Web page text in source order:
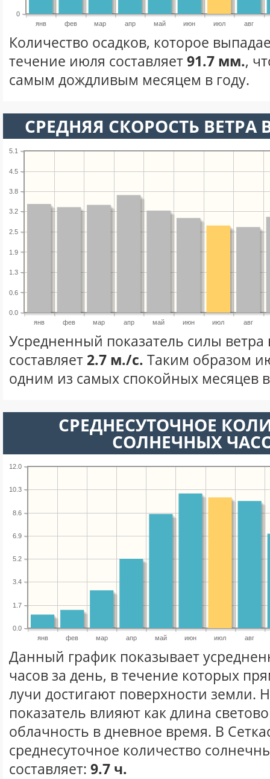
янв фев мар апр май июн июл авг
0
Количество осадков, которое
течение июля составляет91.7 мм.,
самым дождливым месяцем в году.
СРЕДНЯЯ СКОРОСТЬ
янв фев мар апр май июн июл авг
0.0
0.6
1.3
1.9
2.5
3.2
3.8
4.5
5.1
Усредненный показатель силы
составляет 2.7 м./с. Таким образом
одним из самых спокойных месяцев
СРЕДНЕСУТОЧНОЕ
СОЛНЕЧНЫХ
янв фев мар апр май июн июл авг
0.0
1.7
3.4
5.2
6.9
8.6
10.3
12.0
Данный график показывает
часов за день, в течение которых
лучи достигают поверхности земли.
показатель влияют как длина
облачность в дневное время. В
среднесуточное количество
составляет: 9.7 ч.